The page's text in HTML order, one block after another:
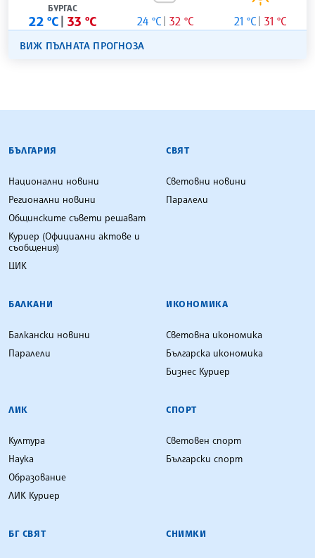
БУРГАС
22 °C 33 °C 24 °C 32 °C 21 °C 31 °C
ВИЖ ПЪЛНАТА ПРОГНОЗА
БЪЛГАРСКА ТЕЛЕГРАФНА АГЕНЦИЯ
БЪЛГАРИЯ
Национални новини
Регионални новини
Общинските съвети решават
Куриер (Официални актове и
съобщения)
ЦИК
СВЯТ
Световни новини
Паралели
БАЛКАНИ
Балкански новини
Паралели
ИКОНОМИКА
Световна икономика
Българска икономика
Бизнес Куриер
ЛИК
Култура
Наука
Образование
ЛИК Куриер
СПОРТ
Световен спорт
Български спорт
БГ СВЯТ СНИМКИ